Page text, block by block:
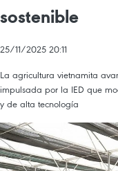
sostenible
25/11/2025 20:11
La agricultura vietnamita
impulsada por la IED que
y de alta tecnología